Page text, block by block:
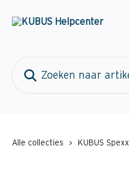
Alle collecties KUBUS Spexx